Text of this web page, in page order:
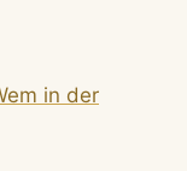
in der